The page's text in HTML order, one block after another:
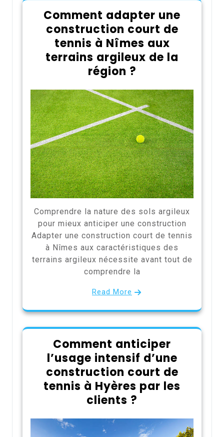
Comment adapter une
construction court de
tennis à Nîmes aux
terrains argileux de la
région ?
Comprendre la nature des sols argileux
pour mieux anticiper une construction
Adapter une construction court de tennis
à Nîmes aux caractéristiques des
terrains argileux nécessite avant tout de
comprendre la
Read More
Comment anticiper
l’usage intensif d’une
construction court de
tennis à Hyères par les
clients ?